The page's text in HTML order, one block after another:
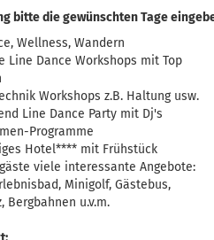
bitte die gewünschten Tage
Wellness, Wandern
Line Dance Workshops mit Top
Workshops z.B. Haltung usw.
Line Dance Party mit Dj's
Programme
Hotel**** mit Frühstück
viele interessante Angebote:
Minigolf, Gästebus,
Bergbahnen u.v.m.